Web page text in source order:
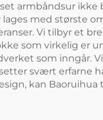
armbåndsur
med største
Vi tilbyr et
som virkelig er
som inngår.
svært erfarne
kan